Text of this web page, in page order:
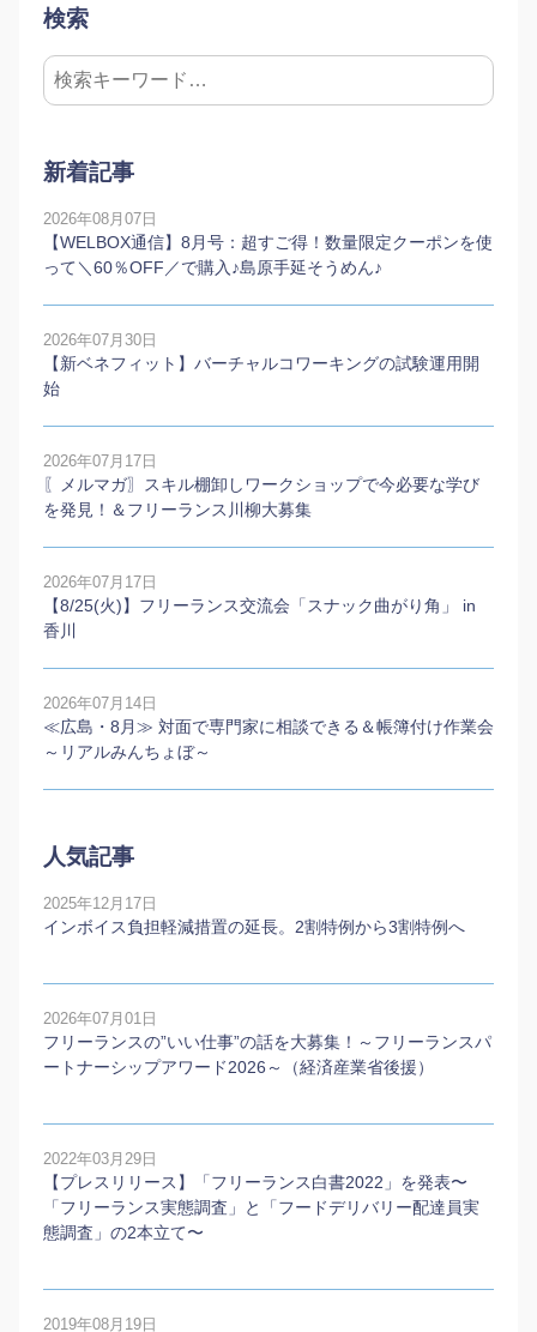
検索
新着記事
2026年08月07日
【WELBOX通信】8月号：超すご得！数量限定クーポンを使
って＼60％OFF／で購入♪島原手延そうめん♪
2026年07月30日
【新ベネフィット】バーチャルコワーキングの試験運用開
始
2026年07月17日
〖メルマガ〗スキル棚卸しワークショップで今必要な学び
を発見！＆フリーランス川柳大募集
2026年07月17日
【8/25(火)】フリーランス交流会「スナック曲がり角」 in
香川
2026年07月14日
≪広島・8月≫ 対面で専門家に相談できる＆帳簿付け作業会
～リアルみんちょぼ～
人気記事
2025年12月17日
インボイス負担軽減措置の延長。2割特例から3割特例へ
2026年07月01日
フリーランスの”いい仕事”の話を大募集！～フリーランスパ
ートナーシップアワード2026～（経済産業省後援）
2022年03月29日
【プレスリリース】「フリーランス白書2022」を発表〜
「フリーランス実態調査」と「フードデリバリー配達員実
態調査」の2本⽴て〜
2019年08月19日